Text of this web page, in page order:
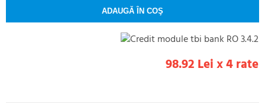
98.92 Lei x 4 rate